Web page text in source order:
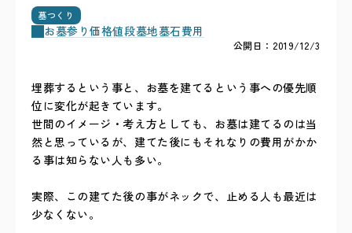
墓つくり
お墓参り価格値段墓地墓石費用
公開日：2019/12/3
埋葬するという事と、お墓を建てるという事への優先順
位に変化が起きています。
世間のイメージ・考え方としても、お墓は建てるのは当
然と思っているが、建てた後にもそれなりの費用がかか
る事は知らない人も多い。
実際、この建てた後の事がネックで、止める人も最近は
少なくない。